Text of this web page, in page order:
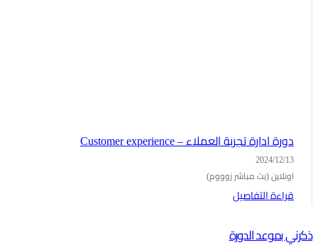
دورة ادارة تجربة العملاء – Customer experience
2024/12/13
اونلاين (بث مباشر زوووم)
قراءة التفاصيل
ذكرني بموعد الدورة